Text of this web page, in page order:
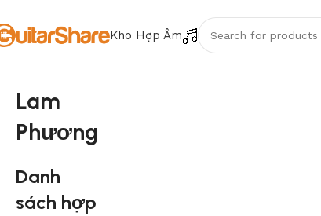
Kho Hợp Âm
Lam
Phương
Danh
sách hợp